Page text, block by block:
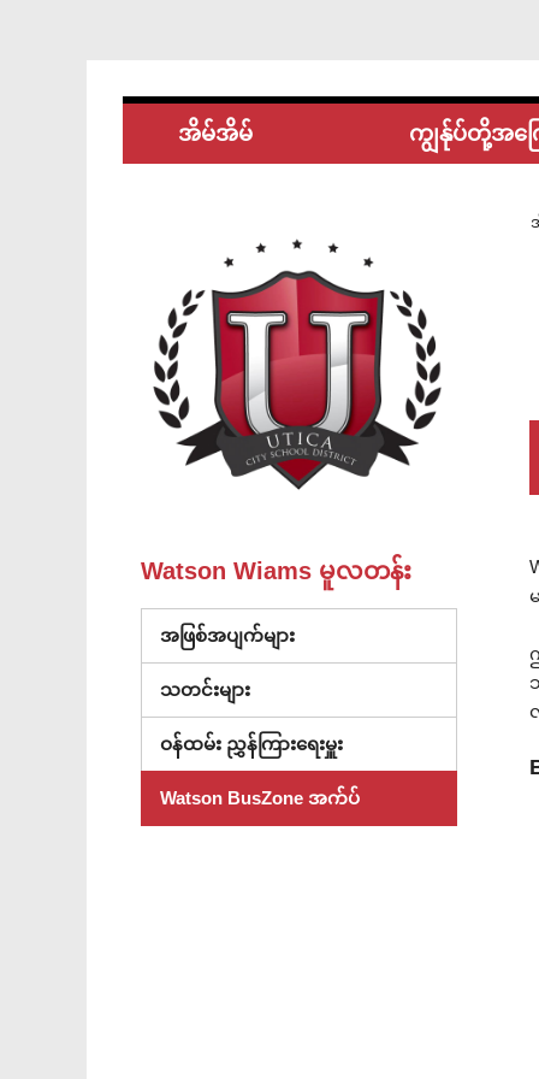
အိမ်အိမ် ကျွန်ုပ်တို့အကြ
Watson Wiams မူလတန်း
အဖြစ်အပျက်များ
သတင်းများ
ဝန်ထမ်း ညွှန်ကြားရေးမှူး
Watson BusZone အက်ပ်